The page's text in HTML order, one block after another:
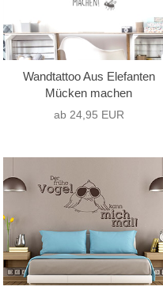
Wandtattoo Aus Elefanten
Mücken machen
ab 24,95 EUR